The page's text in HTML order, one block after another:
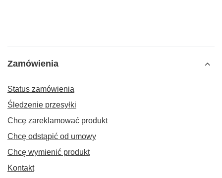
Zamówienia
Status zamówienia
Śledzenie przesyłki
Chcę zareklamować produkt
Chcę odstąpić od umowy
Chcę wymienić produkt
Kontakt